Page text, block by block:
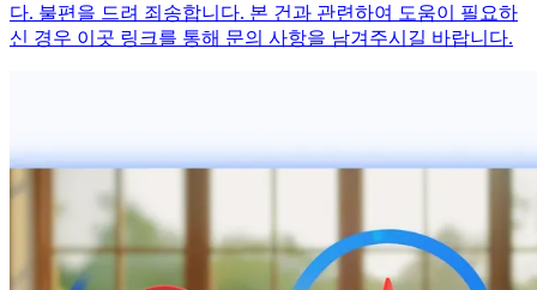
다. 불편을 드려 죄송합니다. 본 건과 관련하여 도움이 필요하
신 경우 이곳 링크를 통해 문의 사항을 남겨주시길 바랍니다.